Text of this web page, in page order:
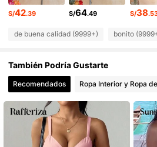
4.91
4.91 2.4M Seguidores
S/42.39 S/64.49 S/38
de buena calidad (9999+) bonito
También Podría Gustarte
Recomendados Ropa Interior y Ropa